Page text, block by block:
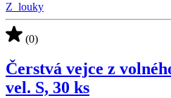
Z_louky
(0)
Čerstvá vejce z
vel. S, 30 ks